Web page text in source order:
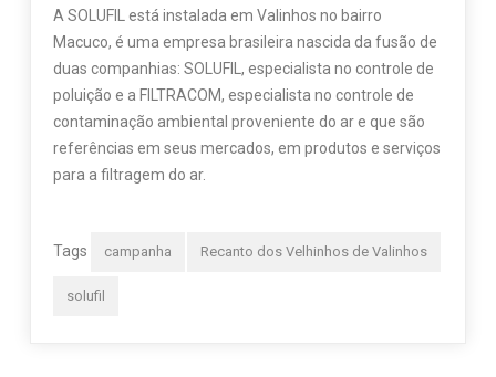
A SOLUFIL está instalada em Valinhos no bairro
Macuco, é uma empresa brasileira nascida da fusão de
duas companhias: SOLUFIL, especialista no controle de
poluição e a FILTRACOM, especialista no controle de
contaminação ambiental proveniente do ar e que são
referências em seus mercados, em produtos e serviços
para a filtragem do ar.
Tags campanha Recanto dos Velhinhos de Valinhos
solufil